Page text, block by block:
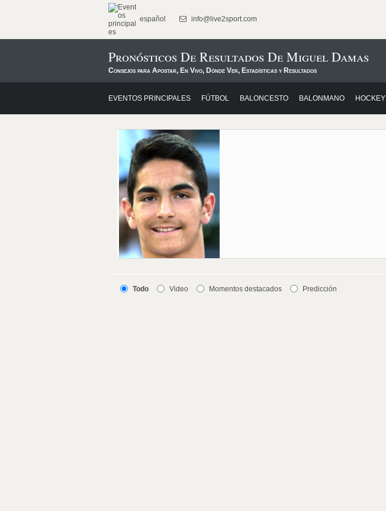
español info@live2sport.com
Pronósticos De Resultados De Miguel Damas
Consejos para Apostar, En Vivo, Dónde Ver, Estadísticas y Resultados
EVENTOS PRINCIPALES FÚTBOL BALONCESTO BALONMANO HOCKEY
Todo Video Momentos destacados Predicción